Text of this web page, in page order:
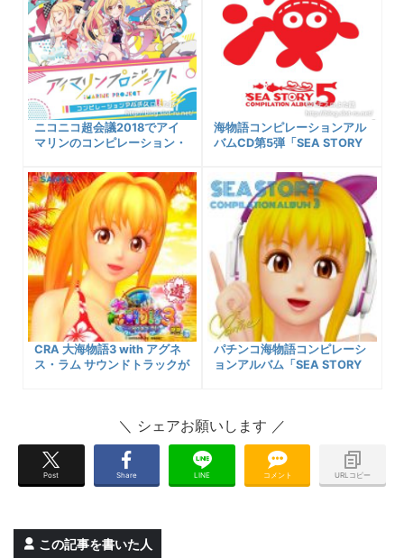
ニコニコ超会議2018でアイ
マリンのコンピレーション・
るよ！
海物語コンピレーションアル
バムCD第5弾「SEA STORY
CRA 大海物語3 with アグネ
ス・ラム サウンドトラックが
パチンコ海物語コンピレーシ
ョンアルバム「SEA STORY
可能先リンク、収録曲一覧な
Post Share LINE コメント URLコピー
この記事を書いた人